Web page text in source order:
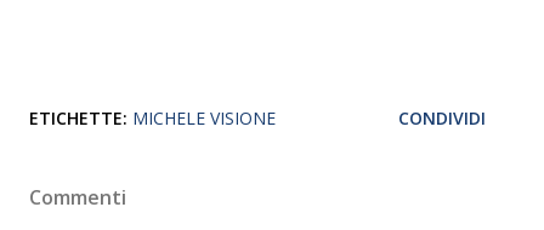
ETICHETTE: MICHELE VISIONE CONDIVIDI
Commenti